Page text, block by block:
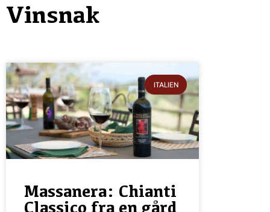
Vinsnak
ITALIEN
Massanera: Chianti
Classico fra en gård